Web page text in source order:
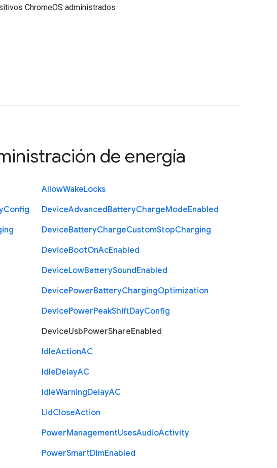
ChromeOS administrados
de energía
AllowWakeLocks
Config DeviceAdvancedBatteryChargeModeEnabled
DeviceBatteryChargeCustomStopCharging
DeviceBootOnAcEnabled
DeviceLowBatterySoundEnabled
DevicePowerBatteryChargingOptimization
DevicePowerPeakShiftDayConfig
DeviceUsbPowerShareEnabled
IdleActionAC
IdleDelayAC
IdleWarningDelayAC
LidCloseAction
PowerManagementUsesAudioActivity
PowerSmartDimEnabled